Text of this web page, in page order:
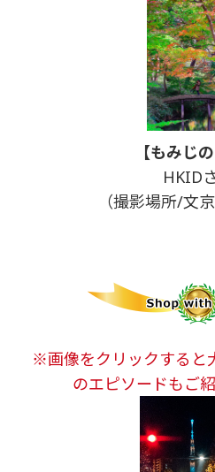
【もみじ
HKID
（撮影場所/文
※画像をクリックすると
のエピソードもご